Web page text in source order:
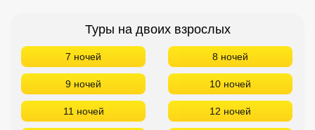
Туры на двоих взрослых
7 ночей 8 ночей
9 ночей 10 ночей
11 ночей 12 ночей